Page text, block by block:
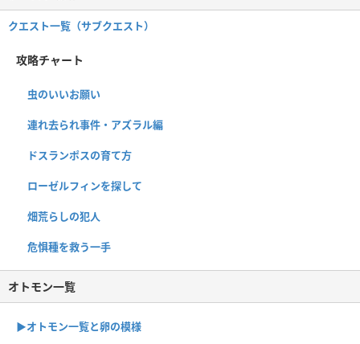
クエスト一覧（サブクエスト）
攻略チャート
虫のいいお願い
連れ去られ事件・アズラル編
ドスランポスの育て方
ローゼルフィンを探して
畑荒らしの犯人
危惧種を救う一手
オトモン一覧
▶︎オトモン一覧と卵の模様